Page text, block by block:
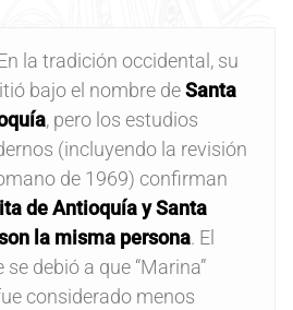
la tradición occidental, su
bajo el nombre deSanta
, pero los estudios
(incluyendo la revisión
de 1969) confirman
de Antioquía y Santa
la misma persona. El
debió a que “Marina”
considerado menos